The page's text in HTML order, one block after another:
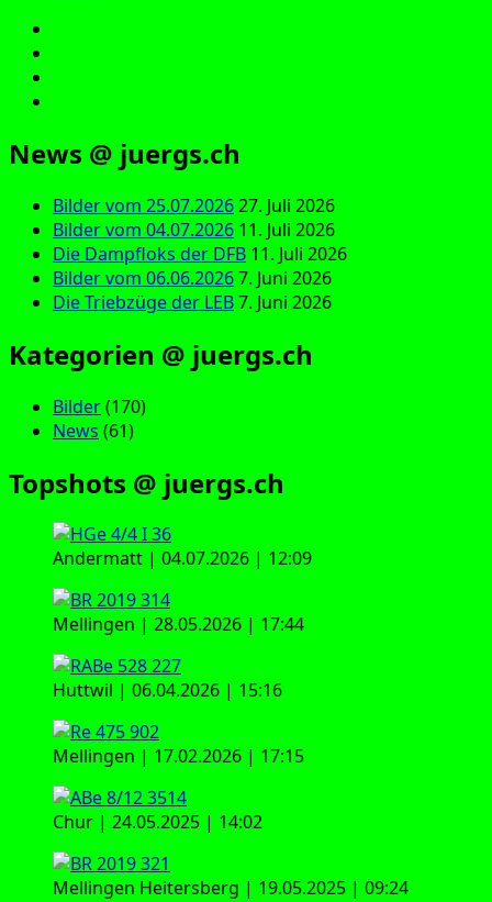
News @ juergs.ch
Bilder vom 25.07.202627. Juli 2026
Bilder vom 04.07.2026 11. Juli 2026
Die Dampfloks der DFB 11. Juli 2026
Bilder vom 06.06.20267. Juni 2026
Die Triebzüge der LEB7. Juni 2026
Kategorien @ juergs.ch
Bilder(170)
News (61)
Topshots @ juergs.ch
Andermatt | 04.07.2026 | 12:09
Mellingen | 28.05.2026 | 17:44
Huttwil | 06.04.2026 | 15:16
Mellingen | 17.02.2026 | 17:15
Chur | 24.05.2025 | 14:02
Mellingen Heitersberg | 19.05.2025 | 09:24